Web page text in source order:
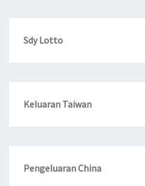
Sdy Lotto
Keluaran Taiwan
Pengeluaran China